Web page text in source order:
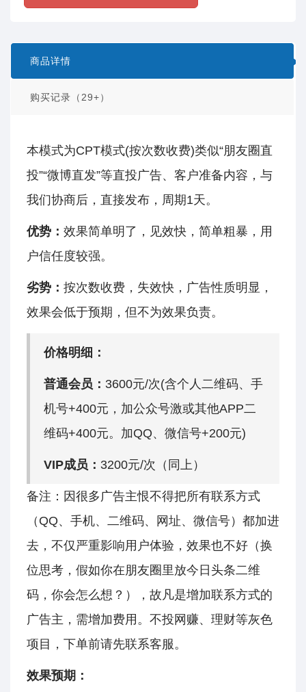
商品详情
购买记录（29+）
本模式为CPT模式(按次数收费)类似“朋友圈直
投”“微博直发”等直投广告、客户准备内容，与
我们协商后，直接发布，周期1天。
优势： 效果简单明了，见效快，简单粗暴，用
户信任度较强。
劣势： 按次数收费，失效快，广告性质明显，
效果会低于预期，但不为效果负责。
价格明细：
普通会员： 3600元/次(含个人二维码、手
机号+400元，加公众号激或其他APP二
维码+400元。加QQ、微信号+200元)
VIP成员： 3200元/次（同上）
备注：因很多广告主恨不得把所有联系方式
（QQ、手机、二维码、网址、微信号）都加进
去，不仅严重影响用户体验，效果也不好（换
位思考，假如你在朋友圈里放今日头条二维
码，你会怎么想？），故凡是增加联系方式的
广告主，需增加费用。不投网赚、理财等灰色
项目，下单前请先联系客服。
效果预期：